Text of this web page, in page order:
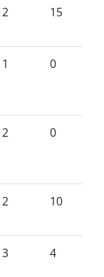
2 15
1 0
2 0
2 10
3 4